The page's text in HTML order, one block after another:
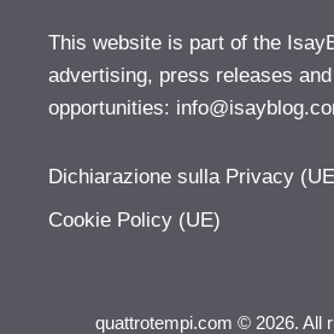
This website is part of the
advertising, press releases
opportunities:
Dichiarazione sulla Privacy
Cookie Policy (UE)
quattrotempi.com © 2026. All